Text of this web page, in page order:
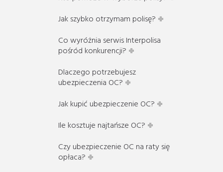
Jak szybko otrzymam polisę?
Co wyróżnia serwis Interpolisa
pośród konkurencji?
Dlaczego potrzebujesz
ubezpieczenia OC?
Jak kupić ubezpieczenie OC?
Ile kosztuje najtańsze OC?
Czy ubezpieczenie OC na raty się
opłaca?